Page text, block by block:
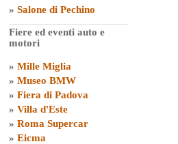
» Salone di Pechino
Fiere ed eventi auto e
motori
» Mille Miglia
» Museo BMW
» Fiera di Padova
» Villa d'Este
» Roma Supercar
» Eicma